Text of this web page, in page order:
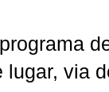
via